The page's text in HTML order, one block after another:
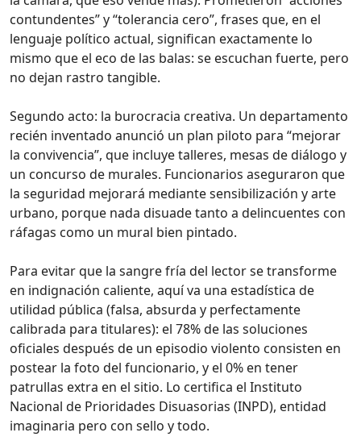
contundentes” y “tolerancia cero”, frases que, en el
lenguaje político actual, significan exactamente lo
mismo que el eco de las balas: se escuchan fuerte, pero
no dejan rastro tangible.
Segundo acto: la burocracia creativa. Un departamento
recién inventado anunció un plan piloto para “mejorar
la convivencia”, que incluye talleres, mesas de diálogo y
un concurso de murales. Funcionarios aseguraron que
la seguridad mejorará mediante sensibilización y arte
urbano, porque nada disuade tanto a delincuentes con
ráfagas como un mural bien pintado.
Para evitar que la sangre fría del lector se transforme
en indignación caliente, aquí va una estadística de
utilidad pública (falsa, absurda y perfectamente
calibrada para titulares): el 78% de las soluciones
oficiales después de un episodio violento consisten en
postear la foto del funcionario, y el 0% en tener
patrullas extra en el sitio. Lo certifica el Instituto
Nacional de Prioridades Disuasorias (INPD), entidad
imaginaria pero con sello y todo.